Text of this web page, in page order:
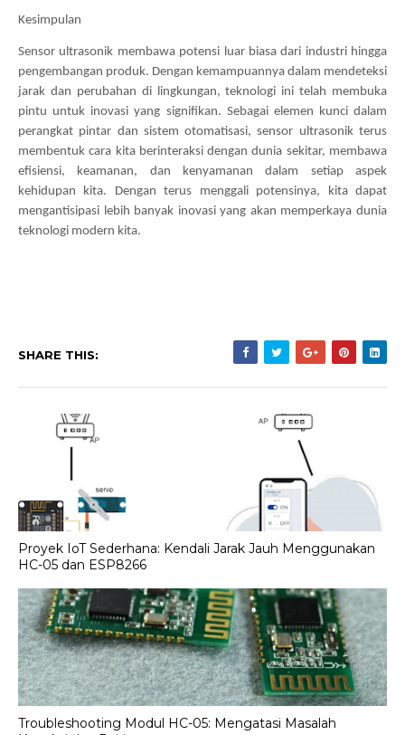
Kesimpulan
Sensor ultrasonik membawa potensi luar biasa dari industri hingga
pengembangan produk. Dengan kemampuannya dalam mendeteksi
jarak dan perubahan di lingkungan, teknologi ini telah membuka
pintu untuk inovasi yang signifikan. Sebagai elemen kunci dalam
perangkat pintar dan sistem otomatisasi, sensor ultrasonik terus
membentuk cara kita berinteraksi dengan dunia sekitar, membawa
efisiensi, keamanan, dan kenyamanan dalam setiap aspek
kehidupan kita. Dengan terus menggali potensinya, kita dapat
mengantisipasi lebih banyak inovasi yang akan memperkaya dunia
teknologi modern kita.
SHARE THIS:
Proyek IoT Sederhana: Kendali Jarak Jauh Menggunakan
HC-05 dan ESP8266
Troubleshooting Modul HC-05: Mengatasi Masalah